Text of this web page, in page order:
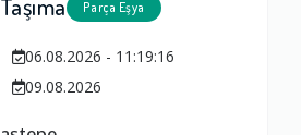
Parça Eşya
06.08.2026 - 11:19:16
09.08.2026